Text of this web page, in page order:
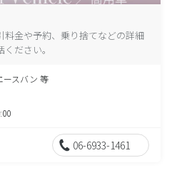
料金や予約、乗り捨てなどの詳細
ださい。
ースバン 等
06-6933-1461